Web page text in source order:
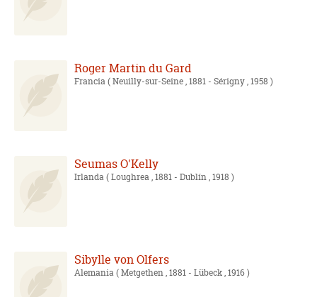
Roger Martin du Gard
Francia( Neuilly-sur-Seine , 1881 - Sérigny , 1958 )
Seumas O'Kelly
Irlanda( Loughrea , 1881 - Dublín , 1918 )
Sibylle von Olfers
Alemania( Metgethen , 1881 - Lübeck , 1916 )